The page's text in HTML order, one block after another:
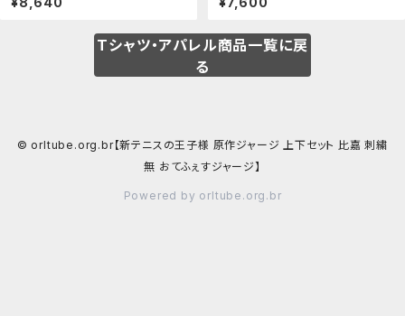
Tシャツ・アパレル商品一覧に戻
る
© orltube.org.br【新テニスの王子様 原作ジャージ 上下セット 比嘉 刺繍
無 おてふぇすジャージ】
Powered by orltube.org.br